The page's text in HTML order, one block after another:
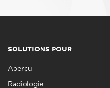
SOLUTIONS POUR
Aperçu
Radiologie